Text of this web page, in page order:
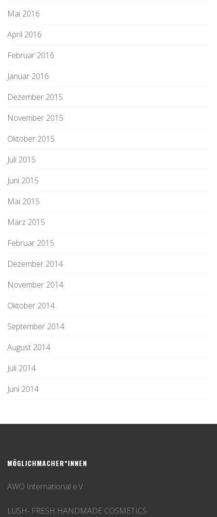
Mai 2016
April 2016
Februar 2016
Januar 2016
Dezember 2015
November 2015
Oktober 2015
Juli 2015
Juni 2015
Mai 2015
März 2015
Februar 2015
Dezember 2014
November 2014
Oktober 2014
September 2014
August 2014
Juli 2014
Juni 2014
MÖGLICHMACHER*INNEN
AWO International e.V.
LUSH- FRESH HANDMADE COSMETICS